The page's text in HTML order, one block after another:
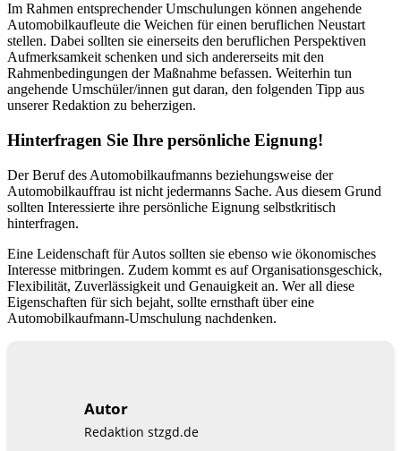
Im Rahmen entsprechender Umschulungen können angehende
Automobilkaufleute die Weichen für einen beruflichen Neustart
stellen. Dabei sollten sie einerseits den beruflichen Perspektiven
Aufmerksamkeit schenken und sich andererseits mit den
Rahmenbedingungen der Maßnahme befassen. Weiterhin tun
angehende Umschüler/innen gut daran, den folgenden Tipp aus
unserer Redaktion zu beherzigen.
Hinterfragen Sie Ihre persönliche Eignung!
Der Beruf des Automobilkaufmanns beziehungsweise der
Automobilkauffrau ist nicht jedermanns Sache. Aus diesem Grund
sollten Interessierte ihre persönliche Eignung selbstkritisch
hinterfragen.
Eine Leidenschaft für Autos sollten sie ebenso wie ökonomisches
Interesse mitbringen. Zudem kommt es auf Organisationsgeschick,
Flexibilität, Zuverlässigkeit und Genauigkeit an. Wer all diese
Eigenschaften für sich bejaht, sollte ernsthaft über eine
Automobilkaufmann-Umschulung nachdenken.
Autor
Redaktion stzgd.de